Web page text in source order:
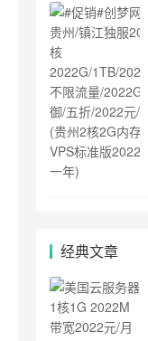
经典文章